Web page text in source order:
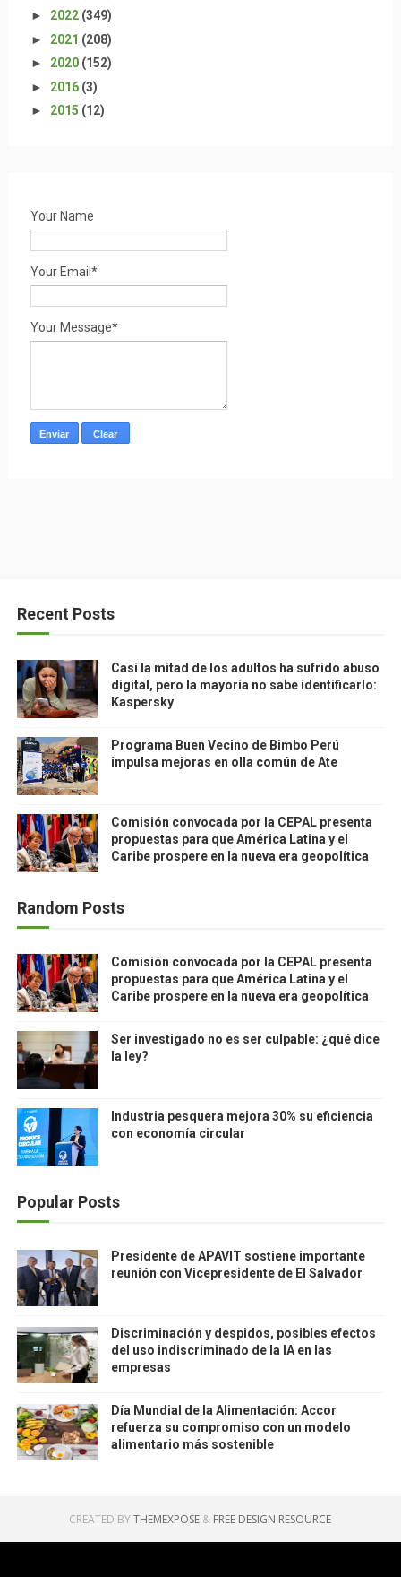
► 2022 (349)
► 2021 (208)
► 2020 (152)
► 2016 (3)
► 2015 (12)
Your Name
Your Email*
Your Message*
Recent Posts
Casi la mitad de los adultos ha sufrido abuso
digital, pero la mayoría no sabe identificarlo:
Kaspersky
Programa Buen Vecino de Bimbo Perú
impulsa mejoras en olla común de Ate
Comisión convocada por la CEPAL presenta
propuestas para que América Latina y el
Caribe prospere en la nueva era geopolítica
Random Posts
Comisión convocada por la CEPAL presenta
propuestas para que América Latina y el
Caribe prospere en la nueva era geopolítica
Ser investigado no es ser culpable: ¿qué dice
la ley?
Industria pesquera mejora 30% su eficiencia
con economía circular
Popular Posts
Presidente de APAVIT sostiene importante
reunión con Vicepresidente de El Salvador
Discriminación y despidos, posibles efectos
del uso indiscriminado de la IA en las
empresas
Día Mundial de la Alimentación: Accor
refuerza su compromiso con un modelo
alimentario más sostenible
CREATED BYTHEMEXPOSE & FREE DESIGN RESOURCE